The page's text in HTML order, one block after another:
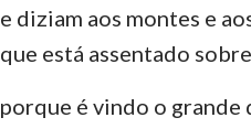
e diziam aos montes e
que está assentado
porque é vindo o grande